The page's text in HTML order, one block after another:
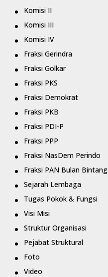
Komisi II
Komisi III
Komisi IV
Fraksi Gerindra
Fraksi Golkar
Fraksi PKS
Fraksi Demokrat
Fraksi PKB
Fraksi PDI-P
Fraksi PPP
Fraksi NasDem Perindo
Fraksi PAN Bulan Bintang
Sejarah Lembaga
Tugas Pokok & Fungsi
Visi Misi
Struktur Organisasi
Pejabat Struktural
Foto
Video